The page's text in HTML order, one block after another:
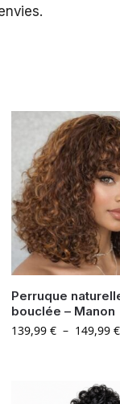
Perruque
bouclée – Manon
139,99 € – 149,99 €